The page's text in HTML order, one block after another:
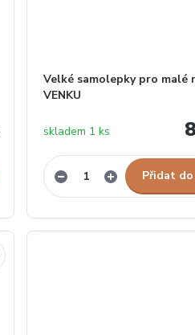
Velké samolepky pro malé
VENKU
skladem 1 ks
Přidat